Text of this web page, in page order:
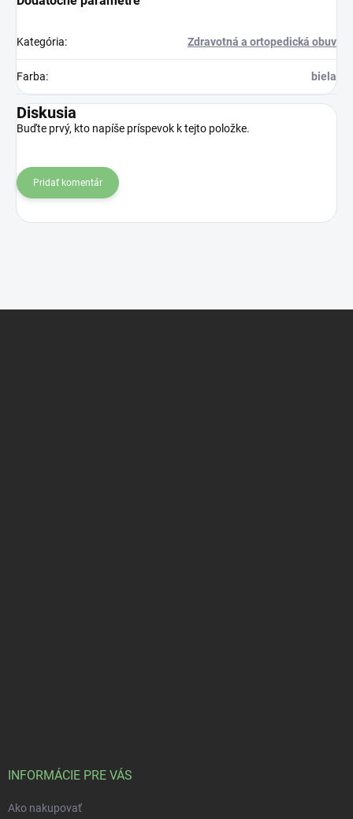
Kategória: Zdravotná a ortopedická obuv
Farba: biela
Diskusia
Buďte prvý, kto napíše príspevok k tejto položke.
Pridať komentár
INFORMÁCIE PRE VÁS
Ako nakupovať